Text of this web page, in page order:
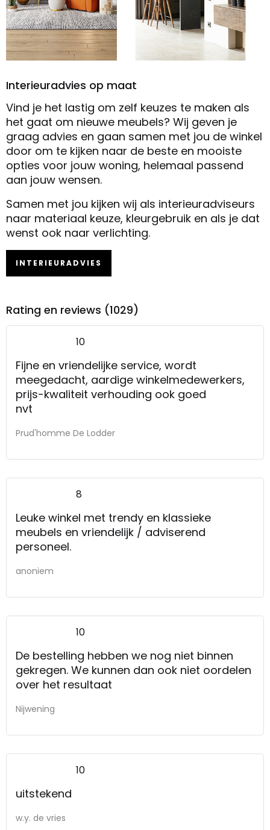
Interieuradvies op maat
Vind je het lastig om zelf keuzes te maken als
het gaat om nieuwe meubels? Wij geven je
graag advies en gaan samen met jou de winkel
door om te kijken naar de beste en mooiste
opties voor jouw woning, helemaal passend
aan jouw wensen.
Samen met jou kijken wij als interieuradviseurs
naar materiaal keuze, kleurgebruik en als je dat
wenst ook naar verlichting.
INTERIEURADVIES
Rating en reviews (1029)
10
Fijne en vriendelijke service, wordt
meegedacht, aardige winkelmedewerkers,
prijs-kwaliteit verhouding ook goed
nvt
Prud'homme De Lodder
8
Leuke winkel met trendy en klassieke
meubels en vriendelijk / adviserend
personeel.
anoniem
10
De bestelling hebben we nog niet binnen
gekregen. We kunnen dan ook niet oordelen
over het resultaat
Nijwening
10
uitstekend
w.y. de vries